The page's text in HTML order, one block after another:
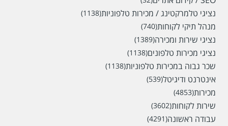
נציגי טלמרקטינג / מכירות טלפוניות(1138)
מנהל תיקי לקוחות(740)
נציגי שירות ומכירה(1389)
נציגי מכירות טלפונים(1138)
שכר גבוה במכירות טלפוניות(1138)
אינטרנט ודיגיטל(539)
מכירות(4853)
שירות לקוחות(3602)
עבודה ראשונה(4291)